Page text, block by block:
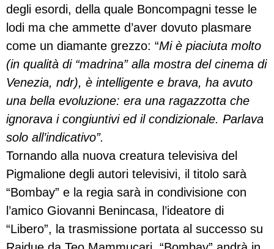
degli esordi, della quale Boncompagni tesse le
lodi ma che ammette d’aver dovuto plasmare
come un diamante grezzo: “Mi è piaciuta molto
(in qualità di “madrina” alla mostra del cinema di
Venezia, ndr), è intelligente e brava, ha avuto
una bella evoluzione: era una ragazzotta che
ignorava i congiuntivi ed il condizionale. Parlava
solo all’indicativo”.
Tornando alla nuova creatura televisiva del
Pigmalione degli autori televisivi, il titolo sarà
“Bombay” e la regia sarà in condivisione con
l’amico Giovanni Benincasa, l’ideatore di
“Libero”, la trasmissione portata al successo su